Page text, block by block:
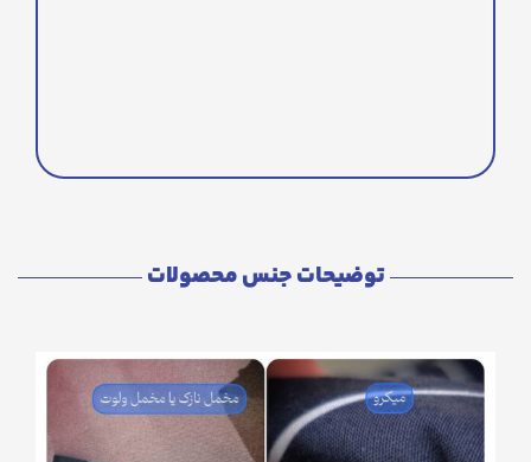
توضیحات جنس محصولات